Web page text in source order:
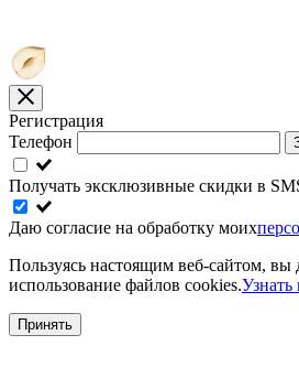
Регистрация
Телефон
Получать эксклюзивные скидки в
Даю согласие на обработку моих
Пользуясь настоящим веб-сайтом, вы
использование файлов cookies.Узнать
Принять